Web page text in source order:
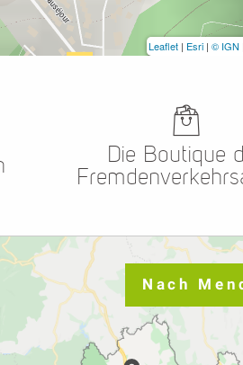
Leaflet | Esri | © IGN
Die Boutique
Nach